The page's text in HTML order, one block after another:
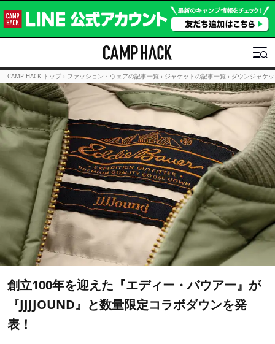
CAMP HACK トップ › ファッション・ウェアの記事一覧 › ジャケットの記事一覧 › ダウンジャケ
創立100年を迎えた『エディー・バウアー』が
『JJJJOUND』と数量限定コラボダウンを発
表！